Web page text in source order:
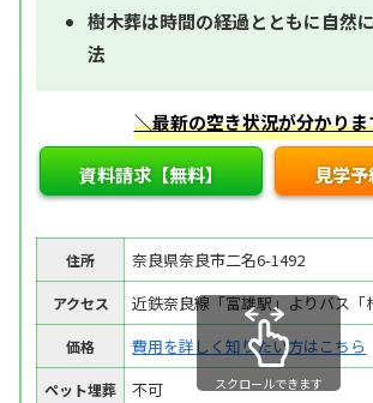
樹木葬は時間の経過とともに自然
法
＼最新の空き状況が分かりま
資料請求【無料】 見学予
住所 奈良県奈良市二名6-1492
アクセス 近鉄奈良線「富雄駅」よりバス「
価格 費用を詳しく知りたい方はこちら
ペット埋葬 不可 スクロールできます